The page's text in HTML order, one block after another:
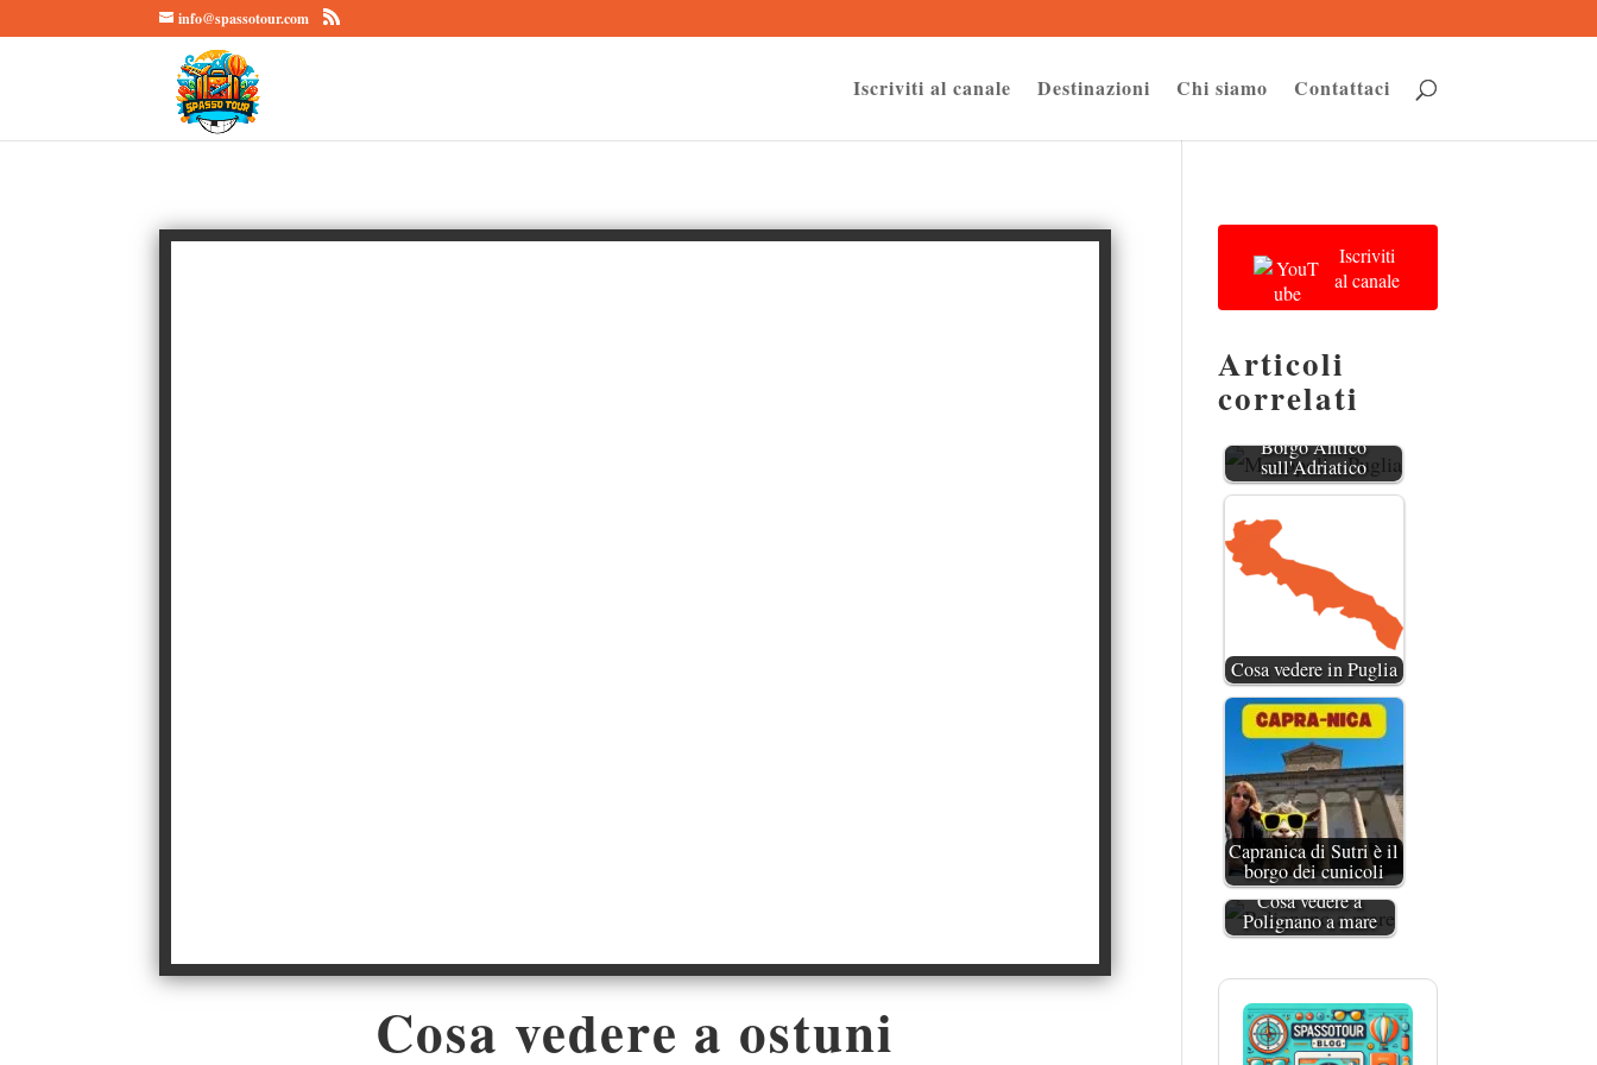
info@spassotour.com
Iscriviti al canale Destinazioni Chi siamo Contattaci
Cosa vedere a ostuni
Iscriviti
al canale
Articoli
correlati
Borgo Antico
sull'Adriatico
Cosa vedere in Puglia
Capranica di Sutri è il
borgo dei cunicoli
Cosa vedere a
Polignano a mare